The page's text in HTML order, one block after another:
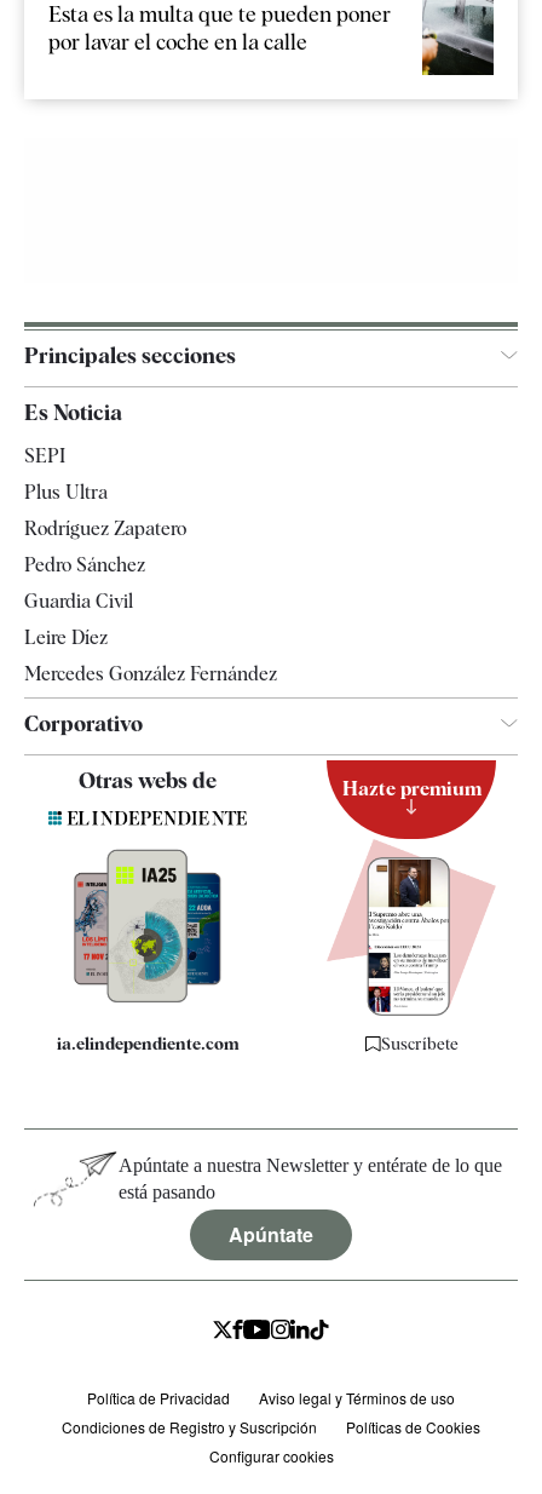
Esta es la multa que te pueden poner
por lavar el coche en la calle
Principales secciones
Televisión
Es Noticia
SEPI
Plus Ultra
Rodríguez Zapatero
Pedro Sánchez
Guardia Civil
Leire Díez
Mercedes González Fernández
Corporativo
Quiénes somos
Especificaciones
Otras webs de
ia.elindependiente.com
Hazte premium
Suscríbete
Apúntate a nuestra Newsletter y entérate de lo que
está pasando
Apúntate
Política de Privacidad
Aviso legal y Términos de uso
Condiciones de Registro y Suscripción
Políticas de Cookies
Configurar cookies